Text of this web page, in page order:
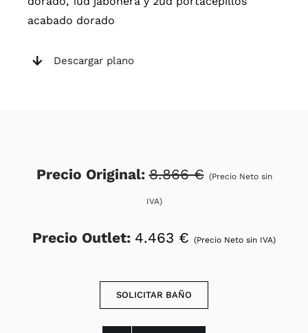
acabado dorado
Descargar plano
Precio Original:8.866 € (Precio Neto sin
IVA)
Precio Outlet: 4.463 € (Precio Neto sin IVA)
SOLICITAR BAÑO